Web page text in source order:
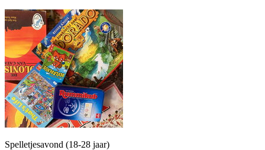
Spelletjesavond (18-28 jaar)